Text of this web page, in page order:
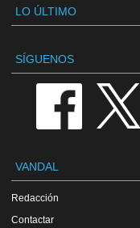
LO ÚLTIMO
SÍGUENOS
VANDAL
Redacción
Contactar